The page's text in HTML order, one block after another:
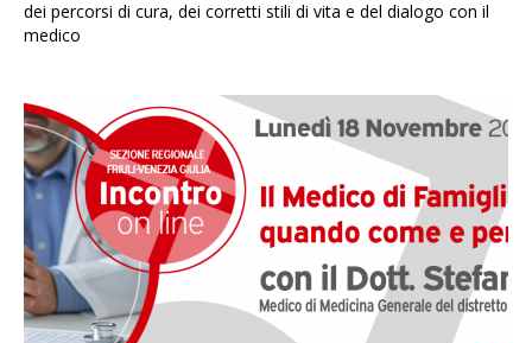
dei percorsi di cura, dei corretti stili di vita e del dialogo con il
medico